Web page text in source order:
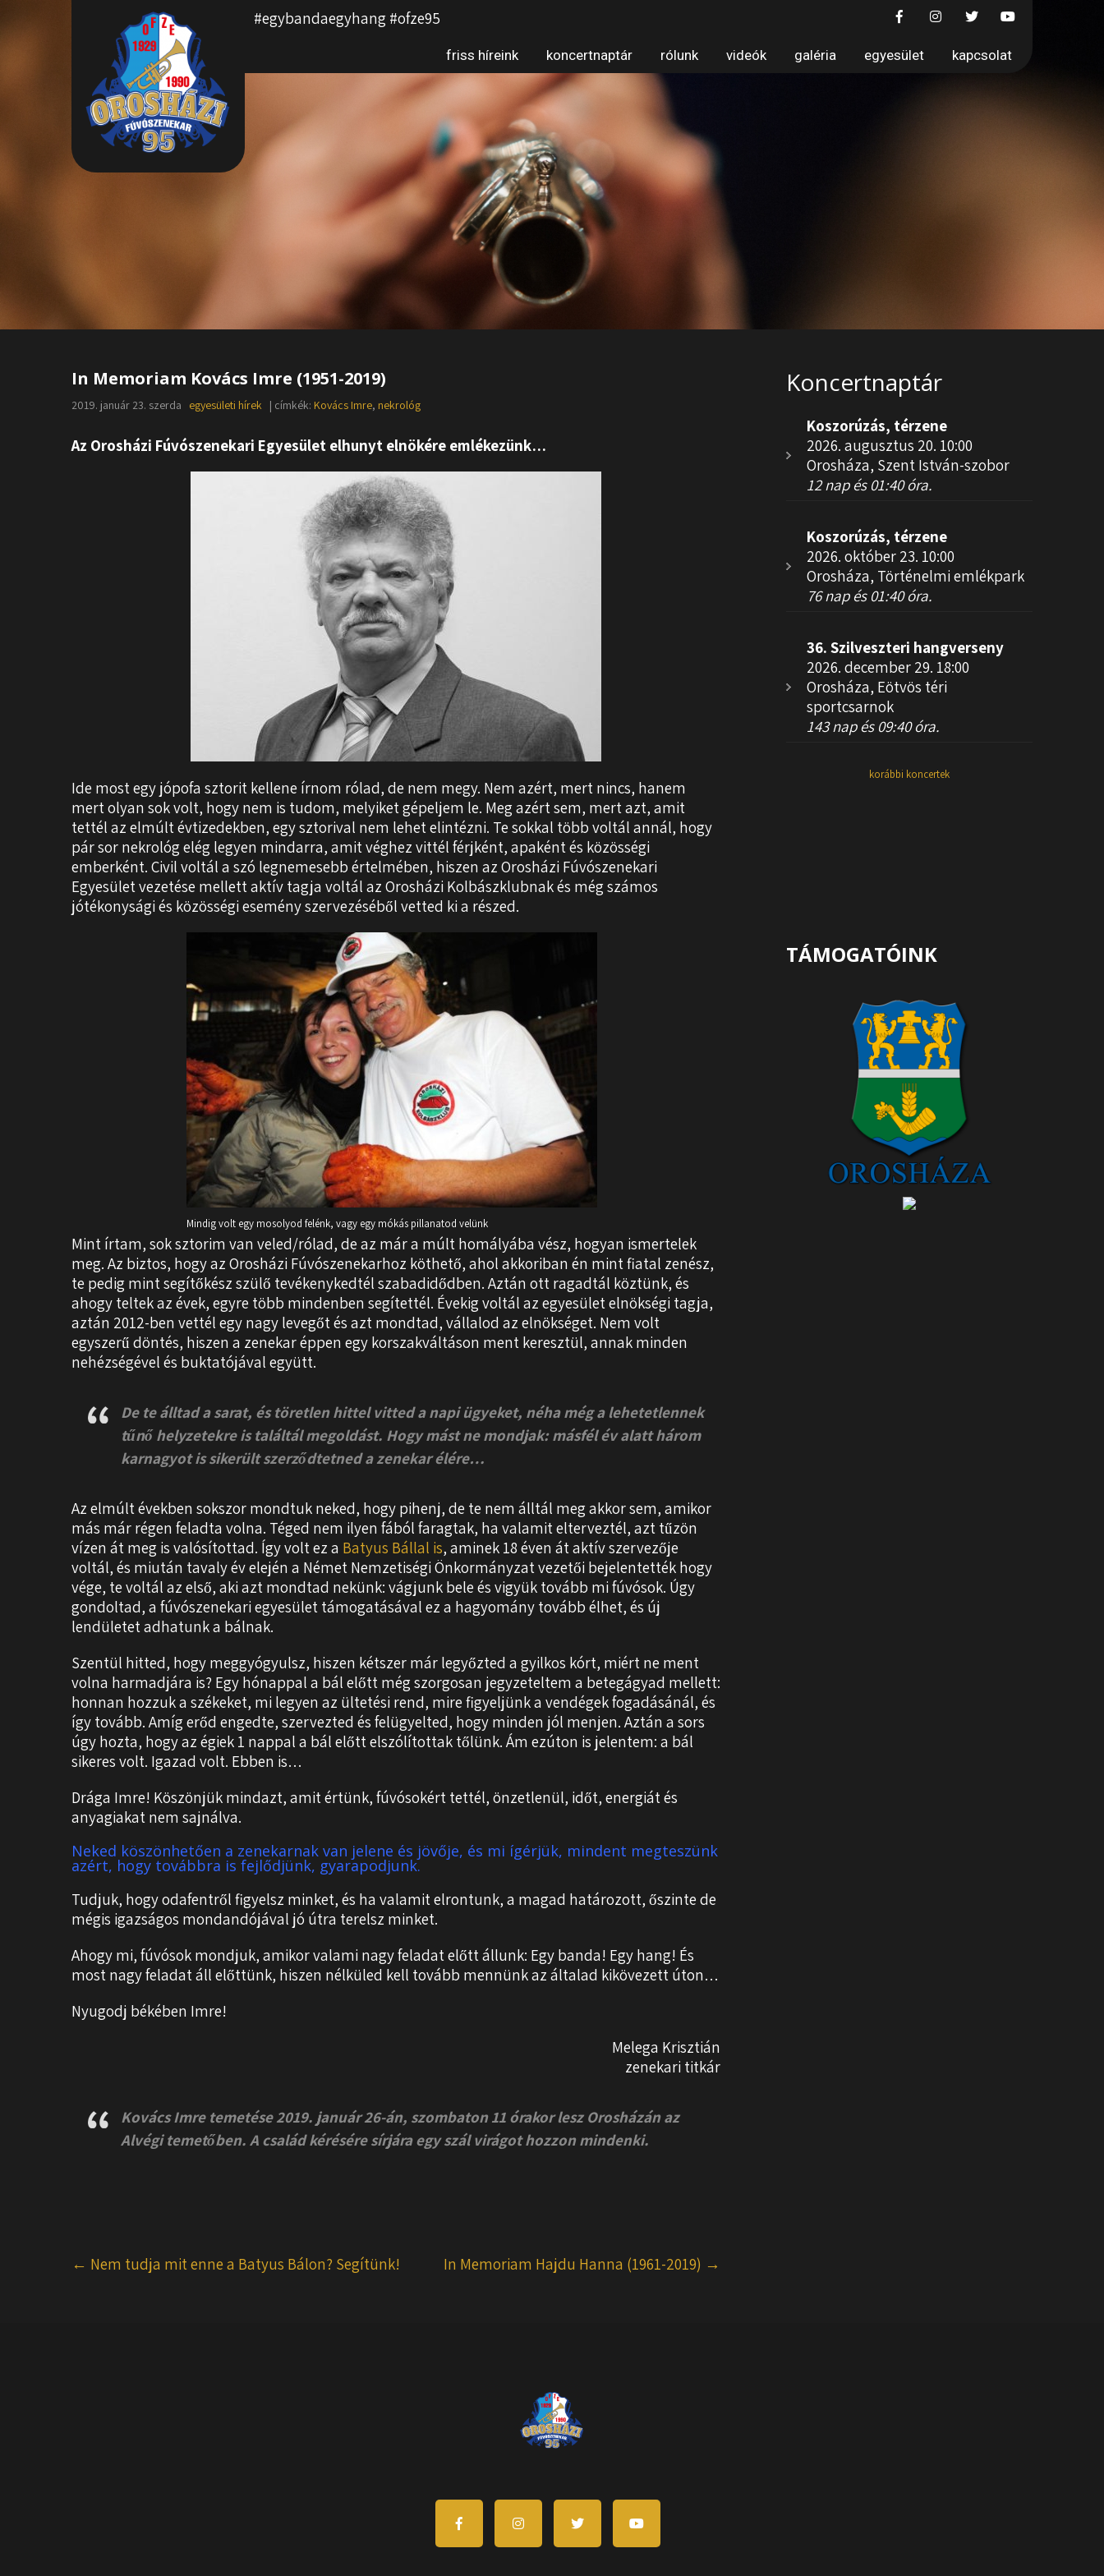
#egybandaegyhang #ofze95
friss híreink koncertnaptár rólunk videók galéria egyesület kapcsolat
In Memoriam Kovács Imre (1951-2019)
2019. január 23. szerda egyesületi hírek | címkék: Kovács Imre, nekrológ
Az Orosházi Fúvószenekari Egyesület elhunyt elnökére emlékezünk…
Ide most egy jópofa sztorit kellene írnom rólad, de nem megy. Nem azért, mert nincs, hanem
mert olyan sok volt, hogy nem is tudom, melyiket gépeljem le. Meg azért sem, mert azt, amit
tettél az elmúlt évtizedekben, egy sztorival nem lehet elintézni. Te sokkal több voltál annál, hogy
pár sor nekrológ elég legyen mindarra, amit véghez vittél férjként, apaként és közösségi
emberként. Civil voltál a szó legnemesebb értelmében, hiszen az Orosházi Fúvószenekari
Egyesület vezetése mellett aktív tagja voltál az Orosházi Kolbászklubnak és még számos
jótékonysági és közösségi esemény szervezéséből vetted ki a részed.
Mindig volt egy mosolyod felénk, vagy egy mókás pillanatod velünk
Mint írtam, sok sztorim van veled/rólad, de az már a múlt homályába vész, hogyan ismertelek
meg. Az biztos, hogy az Orosházi Fúvószenekarhoz köthető, ahol akkoriban én mint fiatal zenész,
te pedig mint segítőkész szülő tevékenykedtél szabadidődben. Aztán ott ragadtál köztünk, és
ahogy teltek az évek, egyre több mindenben segítettél. Évekig voltál az egyesület elnökségi tagja,
aztán 2012-ben vettél egy nagy levegőt és azt mondtad, vállalod az elnökséget. Nem volt
egyszerű döntés, hiszen a zenekar éppen egy korszakváltáson ment keresztül, annak minden
nehézségével és buktatójával együtt.
De te álltad a sarat, és töretlen hittel vitted a napi ügyeket, néha még a lehetetlennek
tűnő helyzetekre is találtál megoldást. Hogy mást ne mondjak: másfél év alatt három
karnagyot is sikerült szerződtetned a zenekar élére…
Az elmúlt években sokszor mondtuk neked, hogy pihenj, de te nem álltál meg akkor sem, amikor
más már régen feladta volna. Téged nem ilyen fából faragtak, ha valamit elterveztél, azt tűzön
vízen át meg is valósítottad. Így volt ez a Batyus Bállal is, aminek 18 éven át aktív szervezője
voltál, és miután tavaly év elején a Német Nemzetiségi Önkormányzat vezetői bejelentették hogy
vége, te voltál az első, aki azt mondtad nekünk: vágjunk bele és vigyük tovább mi fúvósok. Úgy
gondoltad, a fúvószenekari egyesület támogatásával ez a hagyomány tovább élhet, és új
lendületet adhatunk a bálnak.
Szentül hitted, hogy meggyógyulsz, hiszen kétszer már legyőzted a gyilkos kórt, miért ne ment
volna harmadjára is? Egy hónappal a bál előtt még szorgosan jegyzeteltem a betegágyad mellett:
honnan hozzuk a székeket, mi legyen az ültetési rend, mire figyeljünk a vendégek fogadásánál, és
így tovább. Amíg erőd engedte, szervezted és felügyelted, hogy minden jól menjen. Aztán a sors
úgy hozta, hogy az égiek 1 nappal a bál előtt elszólítottak tőlünk. Ám ezúton is jelentem: a bál
sikeres volt. Igazad volt. Ebben is…
Drága Imre! Köszönjük mindazt, amit értünk, fúvósokért tettél, önzetlenül, időt, energiát és
anyagiakat nem sajnálva.
Neked köszönhetően a zenekarnak van jelene és jövője, és mi ígérjük, mindent megteszünk
azért, hogy továbbra is fejlődjünk, gyarapodjunk.
Tudjuk, hogy odafentről figyelsz minket, és ha valamit elrontunk, a magad határozott, őszinte de
mégis igazságos mondandójával jó útra terelsz minket.
Ahogy mi, fúvósok mondjuk, amikor valami nagy feladat előtt állunk: Egy banda! Egy hang! És
most nagy feladat áll előttünk, hiszen nélküled kell tovább mennünk az általad kikövezett úton…
Nyugodj békében Imre!
Melega Krisztián
zenekari titkár
Kovács Imre temetése 2019. január 26-án, szombaton 11 órakor lesz Orosházán az
Alvégi temetőben. A család kérésére sírjára egy szál virágot hozzon mindenki.
Post
navigation
← Nem tudja mit enne a Batyus Bálon? Segítünk! In Memoriam Hajdu Hanna (1961-2019) →
Koncertnaptár
Koszorúzás, térzene
2026. augusztus 20. 10:00
Orosháza, Szent István-szobor
12 nap és 01:40 óra.
Koszorúzás, térzene
2026. október 23. 10:00
Orosháza, Történelmi emlékpark
76 nap és 01:40 óra.
36. Szilveszteri hangverseny
2026. december 29. 18:00
Orosháza, Eötvös téri
sportcsarnok
143 nap és 09:40 óra.
korábbi koncertek
TÁMOGATÓINK